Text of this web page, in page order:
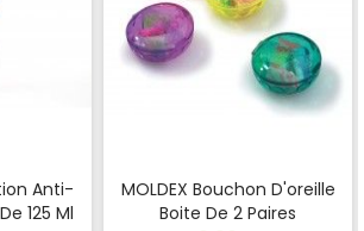
Anti-
125 Ml
MOLDEX Bouchon D'oreille
Boite De 2 Paires